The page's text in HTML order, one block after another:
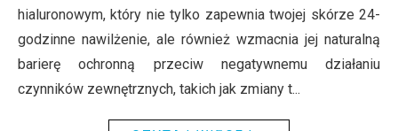
hialuronowym, który nie tylko zapewnia twojej skórze 24-
godzinne nawilżenie, ale również wzmacnia jej naturalną
barierę ochronną przeciw negatywnemu działaniu
czynników zewnętrznych, takich jak zmiany t...